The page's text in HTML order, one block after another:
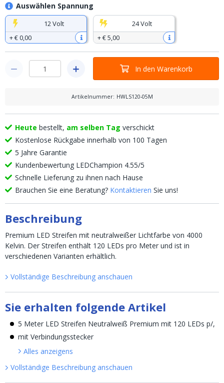
Auswählen Spannung
12 Volt
+€ 0,00
24 Volt
+€ 5,00
In den Warenkorb
Artikelnummer: HWLS120-05M
Heute bestellt, am selben Tag verschickt
Kostenlose Rückgabe innerhalb von 100 Tagen
5 Jahre Garantie
Kundenbewertung LEDChampion 4.55/5
Schnelle Lieferung zu ihnen nach Hause
Brauchen Sie eine Beratung? Kontaktieren Sie uns!
Beschreibung
Premium LED Streifen mit neutralweißer Lichtfarbe von 4000
Kelvin. Der Streifen enthält 120 LEDs pro Meter und ist in
verschiedenen Varianten erhältlich.
Vollständige Beschreibung anschauen
Sie erhalten folgende Artikel
5 Meter LED Streifen Neutralweiß Premium mit 120 LEDs p/,
mit Verbindungsstecker
Alles anzeigens
Vollständige Beschreibung anschauen